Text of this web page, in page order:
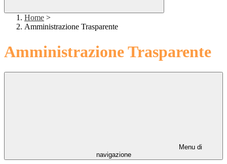
Home >
Amministrazione Trasparente
Amministrazione Trasparente
Menu di
navigazione